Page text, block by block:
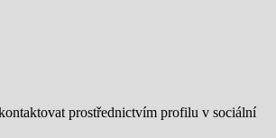
prostřednictvím profilu v sociální